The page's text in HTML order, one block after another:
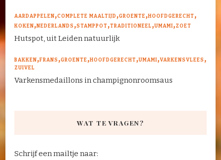
AARDAPPELEN COMPLETE MAALTIJD GROENTE HOOFDGERECHT
KOKEN
NEDERLANDS STAMPPOT TRADITIONEEL UMAMI ZOET
Hutspot, uit Leiden natuurlijk
BAKKEN FRANS GROENTE HOOFDGERECHT UMAMI VARKENSVLEES
ZUIVEL
Varkensmedaillons in champignonroomsaus
WAT TE VRAGEN?
Schrijf een mailtje naar: